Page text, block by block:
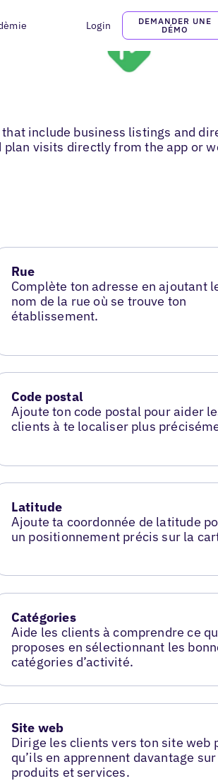
Login
DEMANDER UNE
DÉMO
include business listings and
visits directly from the app or
Rue
Complète ton adresse en ajoutant
nom de la rue où se trouve ton
établissement.
Code postal
Ajoute ton code postal pour aider
clients à te localiser plus
Latitude
Ajoute ta coordonnée de latitude
un positionnement précis sur la
Catégories
Aide les clients à comprendre ce
proposes en sélectionnant les
catégories d’activité.
Site web
Dirige les clients vers ton site web
qu’ils en apprennent davantage
produits et services.